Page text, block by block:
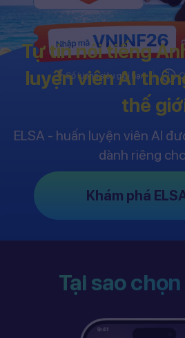
Tự tin nói tiếng
luyện viên AI
thế
ELSA - huấn luyện viên AI
dành riêng
Khám phá
Tại sao